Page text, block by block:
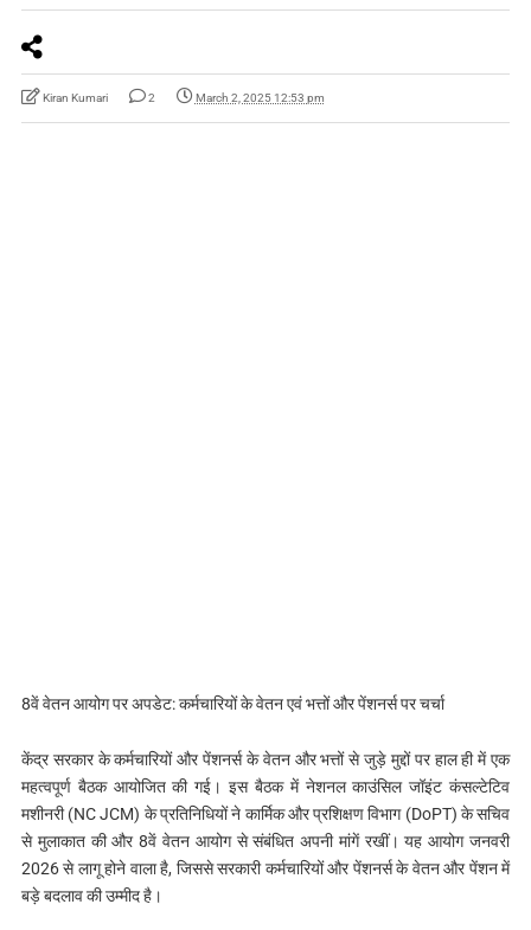
Kiran Kumari 2 March 2, 2025 12:53 pm
8वें वेतन आयोग पर अपडेट: कर्मचारियों के वेतन एवं भत्तों और पेंशनर्स पर चर्चा
केंद्र सरकार के कर्मचारियों और पेंशनर्स के वेतन और भत्तों से जुड़े मुद्दों पर हाल ही में एक
महत्वपूर्ण बैठक आयोजित की गई। इस बैठक में नेशनल काउंसिल जॉइंट कंसल्टेटिव
मशीनरी (NC JCM) के प्रतिनिधियों ने कार्मिक और प्रशिक्षण विभाग (DoPT) के सचिव
से मुलाकात की और 8वें वेतन आयोग से संबंधित अपनी मांगें रखीं। यह आयोग जनवरी
2026 से लागू होने वाला है, जिससे सरकारी कर्मचारियों और पेंशनर्स के वेतन और पेंशन में
बड़े बदलाव की उम्मीद है।